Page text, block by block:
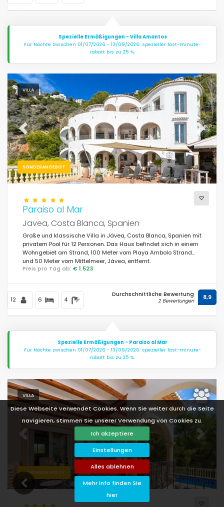
Diese Webseite verwendet Cookies. Wenn Sie weiter durch die Seite
navigieren, stimmen Sie unserer Verwendung von Cookies zu.
Ich akzeptiere
Einstellungen
Alles ablehnen
Mehr Info finden Sie
hier
Spezielle Ermäßigungen - Villa Amantos
Für Nächte zwischen 01/07/2026 - 13/09/2026: spezieller last-minute-
rabatt bis zu 25 %.
VILLA
SONDERANGEBOT
Previous Next
Paraiso al Mar
Javea, Costa Blanca, Spanien
Große und klassische Villa in Jávea, Costa Blanca, Spanien mit
privatem Pool für 12 Personen. Das Haus befindet sich in einem
Wohngebiet am Strand, 100 Meter vom Playa Ambolo Strand
und 50 Meter vom Mittelmeer, Jávea, entfernt.
Preis pro Tag ab: € 1.523
12 6 4
Durchschnittliche Bewertung
2 Bewertungen 8,9
Spezielle Ermäßigungen - Paraiso al Mar
Für Nächte zwischen 01/07/2026 - 13/09/2026: spezieller last-minute-
rabatt bis zu 25 %.
VILLA
SONDERANGEBOT
Previous Next